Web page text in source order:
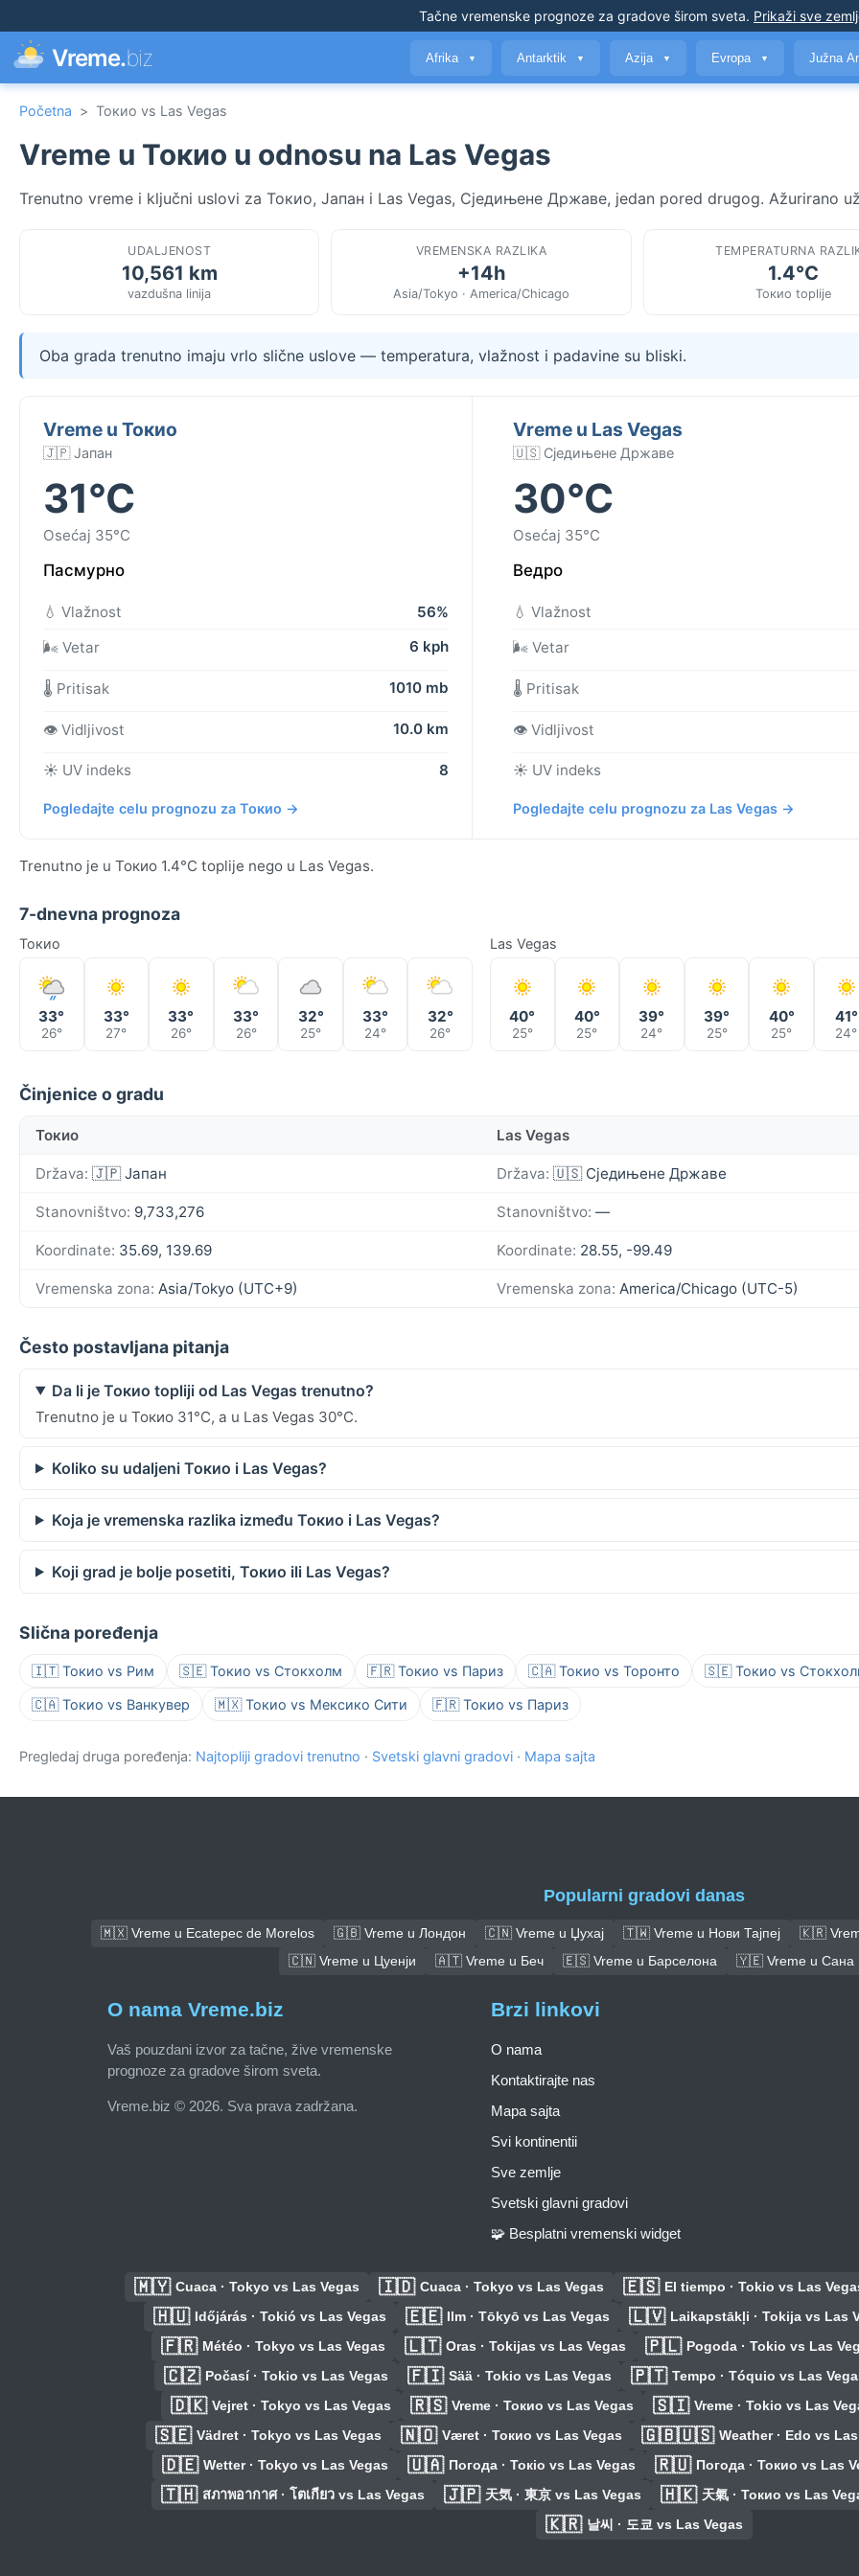
Tačne vremenske prognoze za gradove širom sveta. Prikaži sve
Vreme.biz Afrika ▼ Antarktik ▼ Azija ▼ Evropa ▼ Južna
Početna > Токио vs Las Vegas
Vreme u Токио u odnosu na Las Vegas
Trenutno vreme i ključni uslovi za Токио, Јапан i Las Vegas, Сједињене Државе, jedan pored drugog. Ažurirano
UDALJENOST
10,561 km
vazdušna linija
VREMENSKA RAZLIKA
+14h
Asia/Tokyo · America/Chicago
TEMPERATURNA
1.4°C
Токио toplije
Oba grada trenutno imaju vrlo slične uslove — temperatura, vlažnost i padavine su bliski.
Vreme u Токио
🇯🇵 Јапан
31°C
Osećaj 35°C
Пасмурно
💧 Vlažnost
56%
🌬️ Vetar
6 kph
🌡️ Pritisak 1010 mb
👁️ Vidljivost 10.0 km
☀️ UV indeks 8
Pogledajte celu prognozu za Токио →
Vreme u Las Vegas
🇺🇸 Сједињене Државе
30°C
Osećaj 35°C
Ведро
💧 Vlažnost
🌬️ Vetar
🌡️ Pritisak
👁️ Vidljivost
☀️ UV indeks
Pogledajte celu prognozu za Las Vegas →
Trenutno je u Токио 1.4°C toplije nego u Las Vegas.
7-dnevna prognoza
Токио
33°
26°
33°
27°
33°
26°
33°
26°
32°
25°
33°
24°
32°
26°
Las Vegas
40°
25°
40°
25°
39°
24°
39°
25°
40°
25°
41°
24°
Činjenice o gradu
Токио Las Vegas
Država: 🇯🇵 Јапан Država: 🇺🇸 Сједињене Државе
Stanovništvo: 9,733,276 Stanovništvo: —
Koordinate: 35.69, 139.69 Koordinate: 28.55, -99.49
Vremenska zona: Asia/Tokyo (UTC+9) Vremenska zona: America/Chicago (UTC-5)
Često postavljana pitanja
Da li je Токио topliji od Las Vegas trenutno?
Trenutno je u Токио 31°C, a u Las Vegas 30°C.
Koliko su udaljeni Токио i Las Vegas?
Koja je vremenska razlika između Токио i Las Vegas?
Koji grad je bolje posetiti, Токио ili Las Vegas?
Slična poređenja
🇮🇹 Токио vs Рим 🇸🇪 Токио vs Стокхолм 🇫🇷 Токио vs Париз 🇨🇦 Токио vs Торонто 🇸🇪 Токио vs
🇨🇦 Токио vs Ванкувер 🇲🇽 Токио vs Мексико Сити 🇫🇷 Токио vs Париз
Pregledaj druga poređenja: Najtopliji gradovi trenutno · Svetski glavni gradovi · Mapa sajta
Popularni gradovi danas
🇲🇽 Vreme u Ecatepec de Morelos 🇬🇧 Vreme u Лондон 🇨🇳 Vreme u Џухај 🇹🇼 Vreme u Нови Тајпеј
🇰🇷
🇨🇳 Vreme u Цуенји
🇦🇹 Vreme u Беч 🇪🇸 Vreme u Барселона 🇾🇪 Vreme u Сана
O nama Vreme.biz
Vaš pouzdani izvor za tačne, žive vremenske
prognoze za gradove širom sveta.
Vreme.biz © 2026. Sva prava zadržana.
Brzi linkovi
O nama
Kontaktirajte nas
Mapa sajta
Svi kontinentii
Sve zemlje
Svetski glavni gradovi
🧩 Besplatni vremenski widget
🇲🇾 Cuaca · Tokyo vs Las Vegas 🇮🇩 Cuaca · Tokyo vs Las Vegas 🇪🇸 El tiempo · Tokio vs Las
🇭🇺 Időjárás · Tokió vs Las Vegas 🇪🇪 Ilm · Tōkyō vs Las Vegas 🇱🇻 Laikapstākļi · Tokija vs Las
🇫🇷 Météo · Tokyo vs Las Vegas 🇱🇹 Oras · Tokijas vs Las Vegas 🇵🇱 Pogoda · Tokio vs Las
🇨🇿 Počasí · Tokio vs Las Vegas 🇫🇮 Sää · Tokio vs Las Vegas 🇵🇹 Tempo · Tóquio vs Las
🇩🇰 Vejret · Tokyo vs Las Vegas 🇷🇸 Vreme · Токио vs Las Vegas 🇸🇮 Vreme · Tokio vs Las
🇸🇪 Vädret · Tokyo vs Las Vegas 🇳🇴 Været · Токио vs Las Vegas 🇬🇧🇺🇸 Weather · Edo vs
🇩🇪 Wetter · Tokyo vs Las Vegas 🇺🇦 Погода · Токіо vs Las Vegas 🇷🇺 Погода · Токио vs Las
🇹🇭 สภาพอากาศ · โตเกียว vs Las Vegas 🇯🇵 天気 · 東京 vs Las Vegas 🇭🇰 天氣 · Токио vs Las
🇰🇷 날씨 · 도쿄 vs Las Vegas